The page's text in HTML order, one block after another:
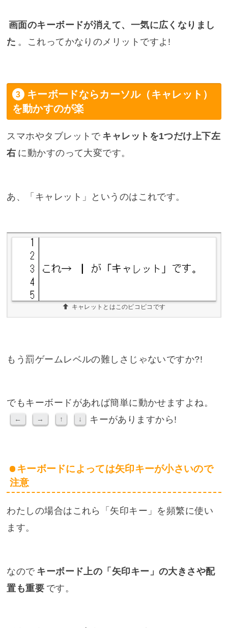
画面のキーボードが消えて、一気に広くなりまし
た 。これってかなりのメリットですよ!
キーボードならカーソル（キャレット）
を動かすのが楽
スマホやタブレットで キャレットを1つだけ上下左
右 に動かすのって大変です。
あ、「キャレット」というのはこれです。
キャレットとはこのピコピコです
もう罰ゲームレベルの難しさじゃないですか?!
でもキーボードがあれば簡単に動かせますよね。
← → ↑ ↓ キーがありますから!
キーボードによっては矢印キーが小さいので
注意
わたしの場合はこれら「矢印キー」を頻繁に使い
ます。
なので キーボード上の「矢印キー」の大きさや配
置も重要 です。